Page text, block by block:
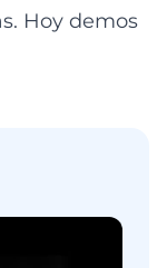
Hoy demos